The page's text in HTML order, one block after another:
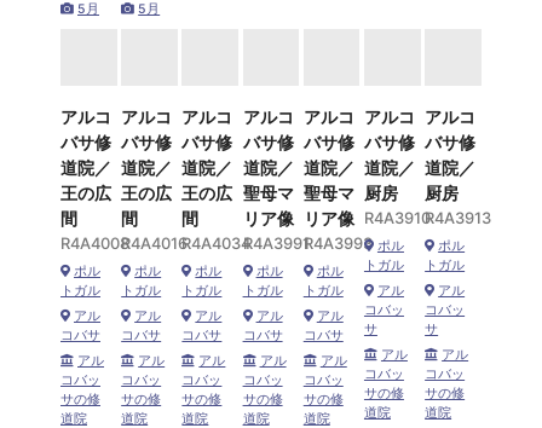
5月
5月
アルコ
バサ修
道院／
王の広
間
R4A4008
ポル
トガル
アル
コバサ
アル
コバッ
サの修
道院
アルコ
バサ修
道院／
王の広
間
R4A4016
ポル
トガル
アル
コバサ
アル
コバッ
サの修
道院
アルコ
バサ修
道院／
王の広
間
R4A4034
ポル
トガル
アル
コバサ
アル
コバッ
サの修
道院
アルコ
バサ修
道院／
聖母マ
リア像
R4A3991
ポル
トガル
アル
コバサ
アル
コバッ
サの修
道院
アルコ
バサ修
道院／
聖母マ
リア像
R4A3993
ポル
トガル
アル
コバサ
アル
コバッ
サの修
道院
アルコ
バサ修
道院／
厨房
R4A3910
ポル
トガル
アル
コバッ
サ
アル
コバッ
サの修
道院
アルコ
バサ修
道院／
厨房
R4A3913
ポル
トガル
アル
コバッ
サ
アル
コバッ
サの修
道院